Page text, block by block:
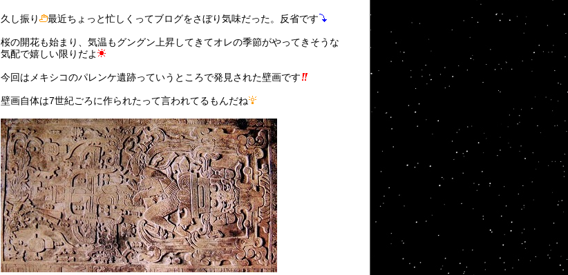
久し振り 最近ちょっと忙しくってブログをさぼり気味だった。反省です
桜の開花も始まり、気温もグングン上昇してきてオレの季節がやってきそうな
気配で嬉しい限りだよ
今回はメキシコのパレンケ遺跡っていうところで発見された壁画です
壁画自体は7世紀ごろに作られたって言われてるもんだね